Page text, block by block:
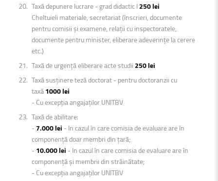
Taxă depunere lucrare - grad didactic I250 lei
Cheltuieli materiale, secretariat (înscrieri, documente
pentru comisii și examene, relații cu inspectoratele,
documente pentru minister, eliberare adeverințe la cerere
etc.)
Taxă de urgență eliberare acte studii250 lei
Taxă susținere teză doctorat - pentru doctoranzii cu
taxă1000 lei
- Cu excepția angajaților UNITBV
Taxă de abilitare:
- 7.000 lei - In cazul în care comisia de evaluare are în
componență doar membri din țară;
- 10.000 lei - In cazul în care comisia de evaluare are în
componență şi membrii din străinătate;
- Cu excepția angajaților UNITBV